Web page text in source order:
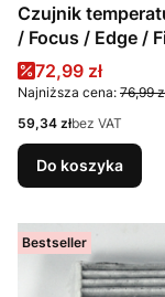
Czujnik
/ Focus / Edge /
Transit /
Cena
72,99 zł
Najniższa cena: 76,99
Cena
59,34 złbez VAT
Do koszyka
Bestseller